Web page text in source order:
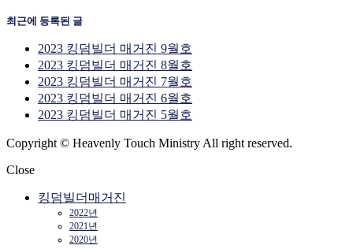
최근에 등록된 글
2023 킹덤빌더 매거진 9월호
2023 킹덤빌더 매거진 8월호
2023 킹덤빌더 매거진 7월호
2023 킹덤빌더 매거진 6월호
2023 킹덤빌더 매거진 5월호
Copyright © Heavenly Touch Ministry All right reserved.
Close
킹덤빌더매거진
2022년
2021년
2020년